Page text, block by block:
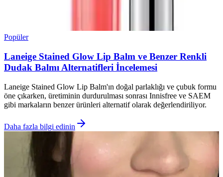
Popüler
Laneige Stained Glow Lip Balm ve Benzer Renkli
Dudak Balmı Alternatifleri İncelemesi
Laneige Stained Glow Lip Balm'ın doğal parlaklığı ve çubuk formu
öne çıkarken, üretiminin durdurulması sonrası Innisfree ve SAEM
gibi markaların benzer ürünleri alternatif olarak değerlendiriliyor.
Daha fazla bilgi edinin